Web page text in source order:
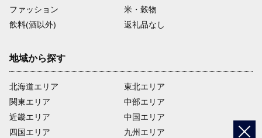
ファッション
米・穀物
飲料(酒以外)
返礼品なし
地域から探す
北海道エリア
関東エリア
近畿エリア
四国エリア
東北エリア
中部エリア
中国エリア
九州エリア